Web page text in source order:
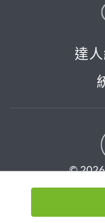
達
© 2026